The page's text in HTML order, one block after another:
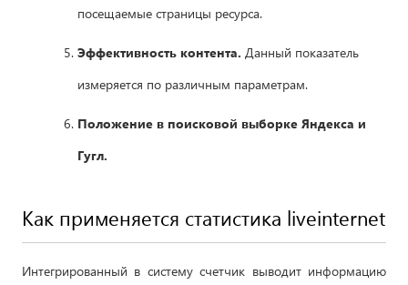
посещаемые страницы ресурса.
Эффективность контента. Данный показатель
измеряется по различным параметрам.
Положение в поисковой выборке Яндекса и
Гугл.
Как применяется статистика liveinternet
Интегрированный в систему счетчик выводит информацию